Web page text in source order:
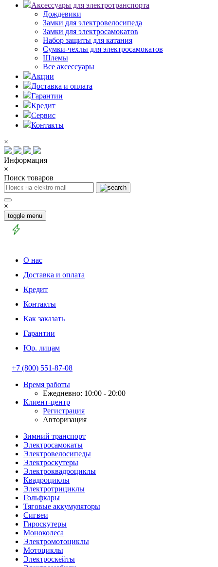
Аксессуары для электротранспорта
Дождевики
Замки для электровелосипеда
Замки для электросамокатов
Набор защиты для катания
Сумки-чехлы для электросамокатов
Шлемы
Все аксессуары
Акции
Доставка и оплата
Гарантии
Кредит
Сервис
Контакты
×
Информация
×
Поиск товаров
×
toggle menu
О нас
Доставка и оплата
Кредит
Контакты
Как заказать
Гарантии
Юр. лицам
+7 (800) 551-87-08
Время работы
Ежедневно: 10:00 - 20:00
Клиент-центр
Регистрация
Авторизация
Зимний транспорт
Электросамокаты
Электровелосипеды
Электроскутеры
Электроквадроциклы
Квадроциклы
Электротрициклы
Гольфкары
Тяговые аккумуляторы
Сигвеи
Гироскутеры
Моноколеса
Электромотоциклы
Мотоциклы
Электроскейты